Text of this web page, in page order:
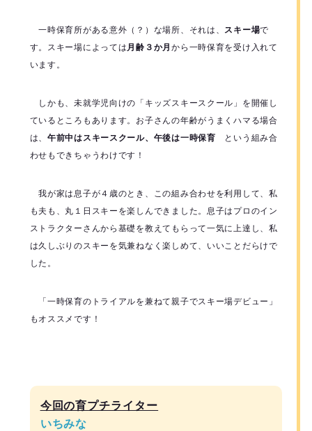
一時保育所がある意外（？）な場所、それは、 スキー場で
す。スキー場によっては月齢３か月から一時保育を受け入れて
います。
しかも、未就学児向けの「キッズスキースクール」を開催し
ているところもあります。お子さんの年齢がうまくハマる場合
は、午前中はスキースクール、午後は一時保育 という組み合
わせもできちゃうわけです！
我が家は息子が４歳のとき、この組み合わせを利用して、私
も夫も、丸１日スキーを楽しんできました。息子はプロのイン
ストラクターさんから基礎を教えてもらって一気に上達し、私
は久しぶりのスキーを気兼ねなく楽しめて、いいことだらけで
した。
「一時保育のトライアルを兼ねて親子でスキー場デビュー」
もオススメです！
今回の育プチライター
いちみな